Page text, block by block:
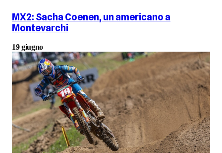
MX2: Sacha Coenen, un americano a
Montevarchi
19 giugno